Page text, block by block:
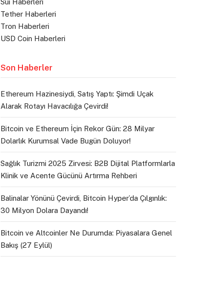
Sui Haberleri
Tether Haberleri
Tron Haberleri
USD Coin Haberleri
Son Haberler
Ethereum Hazinesiydi, Satış Yaptı: Şimdi Uçak
Alarak Rotayı Havacılığa Çevirdi!
Bitcoin ve Ethereum İçin Rekor Gün: 28 Milyar
Dolarlık Kurumsal Vade Bugün Doluyor!
Sağlık Turizmi 2025 Zirvesi: B2B Dijital Platformlarla
Klinik ve Acente Gücünü Artırma Rehberi
Balinalar Yönünü Çevirdi, Bitcoin Hyper’da Çılgınlık:
30 Milyon Dolara Dayandı!
Bitcoin ve Altcoinler Ne Durumda: Piyasalara Genel
Bakış (27 Eylül)